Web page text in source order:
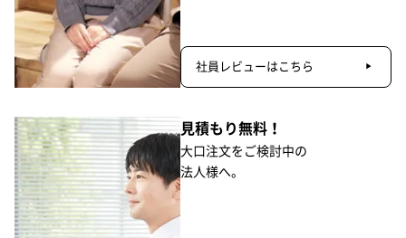
社員レビューはこちら
見積もり無料！
大口注文をご検討中の
法人様へ。